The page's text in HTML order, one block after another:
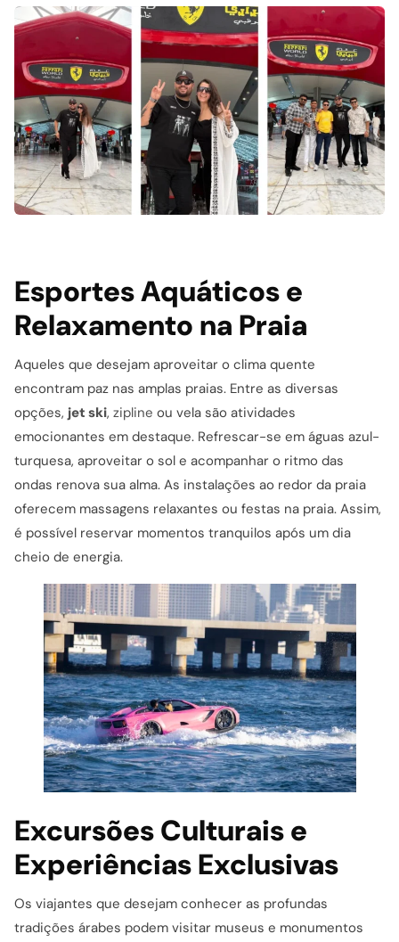
Esportes Aquáticos e
Relaxamento na Praia
Aqueles que desejam aproveitar o clima quente
encontram paz nas amplas praias. Entre as diversas
opções, jet ski, zipline ou vela são atividades
emocionantes em destaque. Refrescar-se em águas azul-
turquesa, aproveitar o sol e acompanhar o ritmo das
ondas renova sua alma. As instalações ao redor da praia
oferecem massagens relaxantes ou festas na praia. Assim,
é possível reservar momentos tranquilos após um dia
cheio de energia.
Excursões Culturais e
Experiências Exclusivas
Os viajantes que desejam conhecer as profundas
tradições árabes podem visitar museus e monumentos